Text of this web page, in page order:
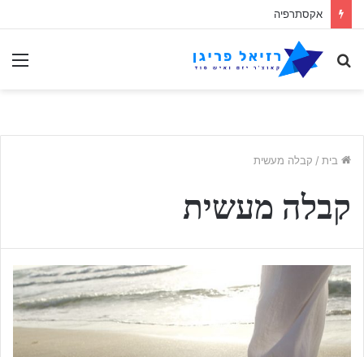
אקסתרפיה
לחפש
בית / קבלה מעשית
קבלה מעשית